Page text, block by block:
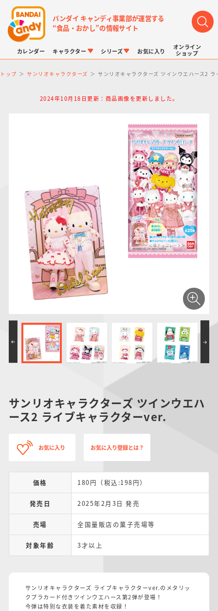
バンダイ キャンディ事業部が運営する
“食品・おかし”の情報サイト
カレンダー キャラクター
仮面ライダーシリー
ズ
スーパー戦隊シリー
ズ
プリキュアシリーズ
ガンダムシリーズ
ドラゴンボール
アンパンマン
ーズ
シリーズ
キャラパキ
にふぉるめーしょん
＆スクエアシール
ポケモンキッズ
ポケモンスケールワ
ールド
わ
お気に入り
オンライン
ショップ
トップ サンリオキャラクターズ サンリオキャラクターズ ツインウエハース2
2024年10月18日更新：商品画像を更新しました。
サンリオキャラクターズ ツインウエハ
ース2 ライブキャラクターver.
お気に入り お気に入り登録とは？
価格 180円（税込:198円）
発売日 2025年2月3日 発売
売場 全国量販店の菓子売場等
対象年齢 3才以上
サンリオキャラクターズ ライブキャラクターver.のメタリッ
クプラカード付きツインウエハース第2弾が登場！
今弾は特別な衣装を着た素材を収録！